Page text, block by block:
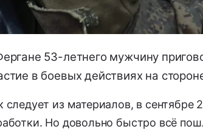
53-летнего мужчину
в боевых действиях на
следует из материалов, в
Но довольно быстро всё